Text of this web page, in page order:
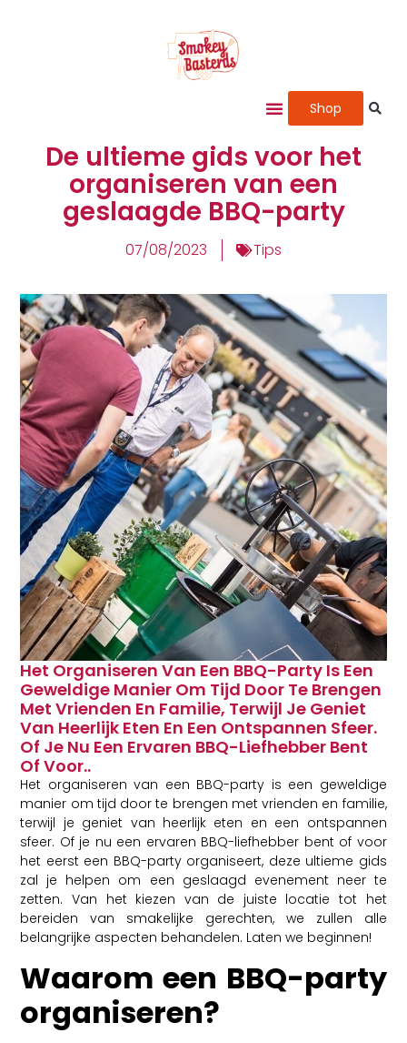
Shop
De ultieme gids voor het
organiseren van een
geslaagde BBQ-party
07/08/2023 Tips
Het Organiseren Van Een BBQ-Party Is Een
Geweldige Manier Om Tijd Door Te Brengen
Met Vrienden En Familie, Terwijl Je Geniet
Van Heerlijk Eten En Een Ontspannen Sfeer.
Of Je Nu Een Ervaren BBQ-Liefhebber Bent
Of Voor..
Het organiseren van een BBQ-party is een geweldige
manier om tijd door te brengen met vrienden en familie,
terwijl je geniet van heerlijk eten en een ontspannen
sfeer. Of je nu een ervaren BBQ-liefhebber bent of voor
het eerst een BBQ-party organiseert, deze ultieme gids
zal je helpen om een geslaagd evenement neer te
zetten. Van het kiezen van de juiste locatie tot het
bereiden van smakelijke gerechten, we zullen alle
belangrijke aspecten behandelen. Laten we beginnen!
Waarom een BBQ-party
organiseren?